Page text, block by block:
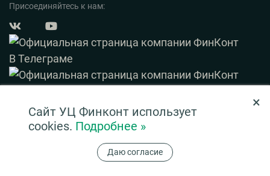
Присоединяйтесь к нам:
Нашли ошибку? Выделите ее и нажмите Ctrl+Enter
Информация на сайте ни при каких условиях не является публичной офертой,
определяемой положениями ч. 2 ст. 437 ГК РФ
×
Сайт УЦ Финконт использует
cookies. Подробнее »
Даю согласие